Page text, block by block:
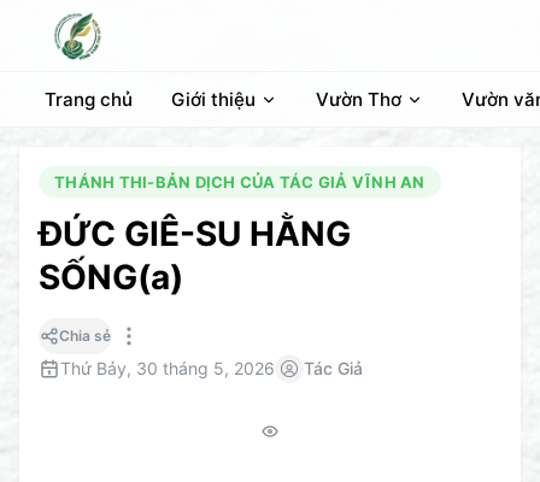
Trang chủ Giới thiệu Vườn Thơ Vườn
THÁNH THI-BẢN DỊCH CỦA TÁC GIẢ VĨNH AN
ĐỨC GIÊ-SU HẰNG
SỐNG(a)
Chia sẻ
Thứ Bảy, 30 tháng 5, 2026 Tác Giả